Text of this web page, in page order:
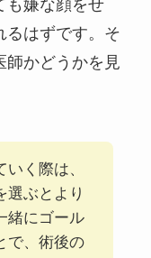
も嫌な顔をせ
るはずです。そ
師かどうかを見
く際は、
選ぶとより
緒にゴール
で、術後の